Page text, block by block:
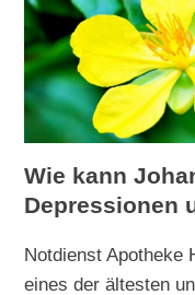
Wie kann
Depressionen
Notdienst Apotheke
eines der ältesten